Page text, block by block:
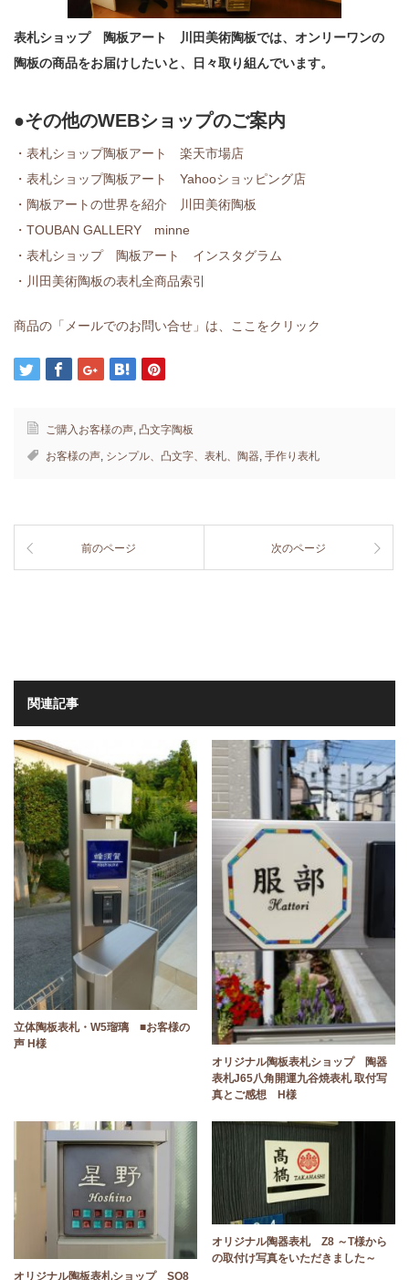
表札ショップ 陶板アート 川田美術陶板では、オンリーワンの
陶板の商品をお届けしたいと、日々取り組んでいます。
●その他のWEBショップのご案内
・表札ショップ陶板アート 楽天市場店
・表札ショップ陶板アート Yahooショッピング店
・陶板アートの世界を紹介 川田美術陶板
・TOUBAN GALLERY minne
・表札ショップ 陶板アート インスタグラム
・川田美術陶板の表札全商品索引
商品の「メールでのお問い合せ」は、ここをクリック
ご購入お客様の声 凸文字陶板
お客様の声 シンプル、凸文字、表札、陶器 手作り表札
前のページ 次のページ
関連記事
立体陶板表札・W5瑠璃 ■お客様の
声 H様
オリジナル陶板表札ショップ 陶器
表札J65八角開運九谷焼表札 取付写
真とご感想 H様
オリジナル陶板表札ショップ SQ8
オリジナル陶器表札 Z8 ～T様から
の取付け写真をいただきました～